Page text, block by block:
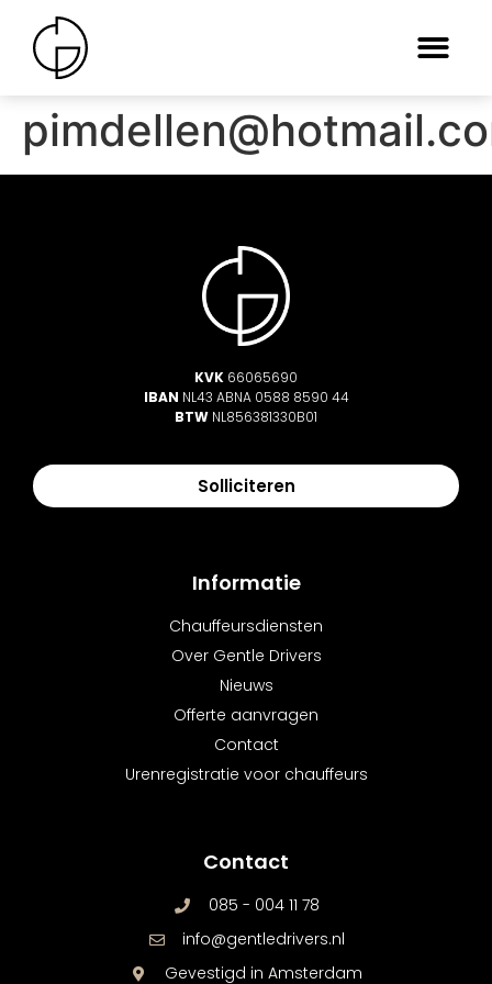
KVK 66065690
IBAN NL43 ABNA 0588 8590 44
BTW NL856381330B01
Solliciteren
Informatie
Chauffeursdiensten
Over Gentle Drivers
Nieuws
Offerte aanvragen
Contact
Urenregistratie voor chauffeurs
Contact
085 - 004 11 78
info@gentledrivers.nl
Gevestigd in Amsterdam